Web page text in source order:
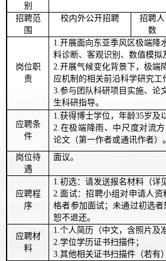
别
招聘范
围
校内外公开招聘
招聘人
数
岗位职
责
1.开展面向东亚季风区极端降
料诊断、客观识别、数值模拟
2.开展气候变化背景下，极端
应机制的相关前沿科学研究工
3.参与团队科研项目实施、论
生科研指导。
应聘条
件
1.获得博士学位，年龄35岁及
2.在极端降雨、中尺度对流
论文（第一作者或通讯作者）。
岗位待
遇
面议。
应聘程
序
1.初选：请发送报名材料（详
2.面试：招聘小组对申请人
格者参加面试；未通过初选
恕不退还。
应聘材
料
1.个人简历（中文，含照片及
2.学位学历证书扫描件；
3.其他相关证书扫描件（若有